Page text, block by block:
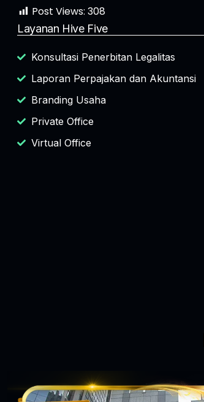
Post Views: 308
Layanan Hive Five
Konsultasi Penerbitan Legalitas
Laporan Perpajakan dan Akuntansi
Branding Usaha
Private Office
Virtual Office